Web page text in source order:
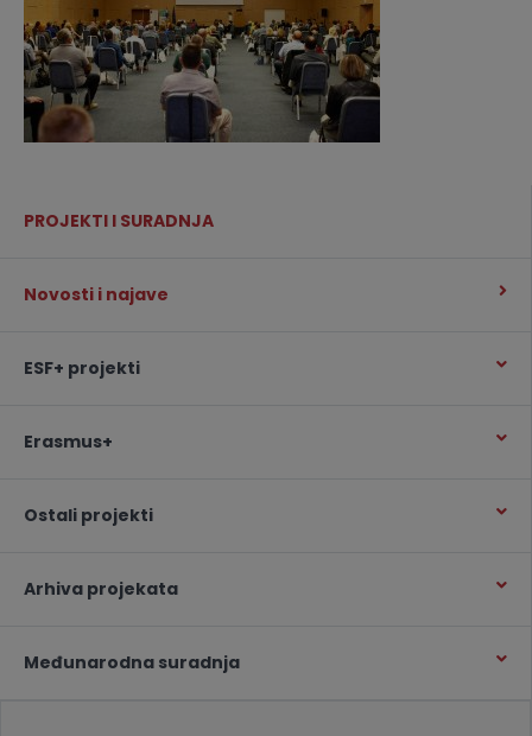
PROJEKTI I SURADNJA
Novosti i najave
ESF+ projekti
Erasmus+
Ostali projekti
Arhiva projekata
Međunarodna suradnja